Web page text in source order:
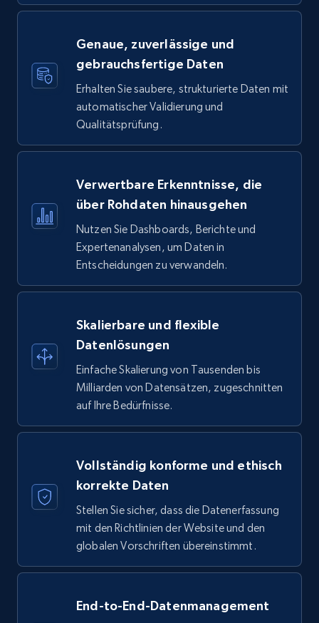
Genaue, zuverlässige und
gebrauchsfertige Daten
Erhalten Sie saubere, strukturierte Daten mit
automatischer Validierung und
Qualitätsprüfung.
Verwertbare Erkenntnisse, die
über Rohdaten hinausgehen
Nutzen Sie Dashboards, Berichte und
Expertenanalysen, um Daten in
Entscheidungen zu verwandeln.
Skalierbare und flexible
Datenlösungen
Einfache Skalierung von Tausenden bis
Milliarden von Datensätzen, zugeschnitten
auf Ihre Bedürfnisse.
Vollständig konforme und ethisch
korrekte Daten
Stellen Sie sicher, dass die Datenerfassung
mit den Richtlinien der Website und den
globalen Vorschriften übereinstimmt.
End-to-End-Datenmanagement